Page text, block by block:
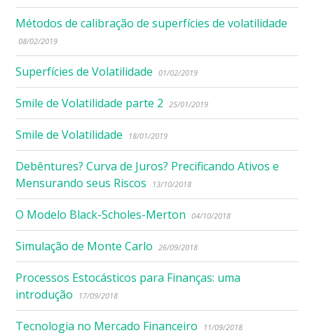
Métodos de calibração de superfícies de volatilidade
08/02/2019
Superfícies de Volatilidade 01/02/2019
Smile de Volatilidade parte 2 25/01/2019
Smile de Volatilidade 18/01/2019
Debêntures? Curva de Juros? Precificando Ativos e
Mensurando seus Riscos
13/10/2018
O Modelo Black-Scholes-Merton 04/10/2018
Simulação de Monte Carlo 26/09/2018
Processos Estocásticos para Finanças: uma
introdução
17/09/2018
Tecnologia no Mercado Financeiro 11/09/2018